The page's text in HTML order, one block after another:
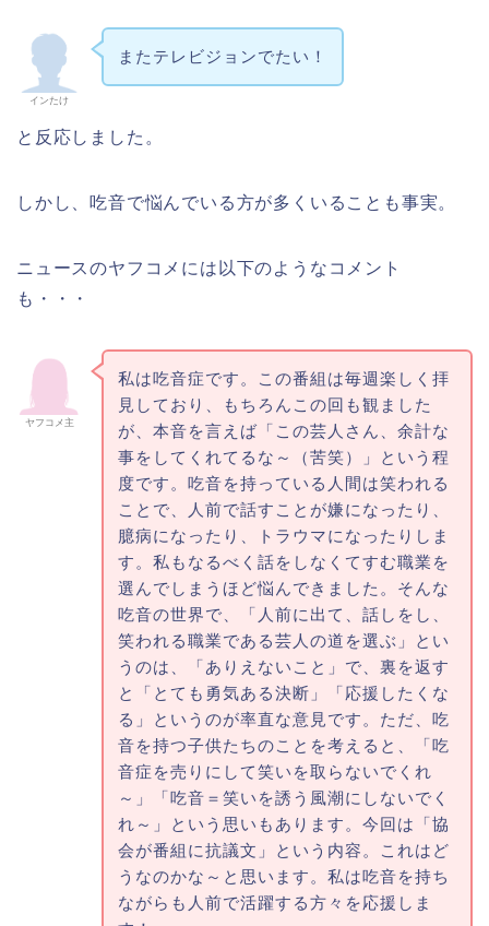
インたけ
またテレビジョンでたい！
と反応しました。
しかし、吃音で悩んでいる方が多くいることも事実。
ニュースのヤフコメには以下のようなコメント
も・・・
ヤフコメ主
私は吃音症です。この番組は毎週楽しく拝
見しており、もちろんこの回も観ました
が、本音を言えば「この芸人さん、余計な
事をしてくれてるな～（苦笑）」という程
度です。吃音を持っている人間は笑われる
ことで、人前で話すことが嫌になったり、
臆病になったり、トラウマになったりしま
す。私もなるべく話をしなくてすむ職業を
選んでしまうほど悩んできました。そんな
吃音の世界で、「人前に出て、話しをし、
笑われる職業である芸人の道を選ぶ」とい
うのは、「ありえないこと」で、裏を返す
と「とても勇気ある決断」「応援したくな
る」というのが率直な意見です。ただ、吃
音を持つ子供たちのことを考えると、「吃
音症を売りにして笑いを取らないでくれ
～」「吃音＝笑いを誘う風潮にしないでく
れ～」という思いもあります。今回は「協
会が番組に抗議文」という内容。これはど
うなのかな～と思います。私は吃音を持ち
ながらも人前で活躍する方々を応援しま